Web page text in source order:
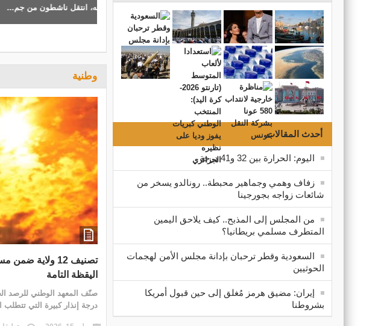
أعربت وزارتا
وطنية
تصنيف 12 ولاية
اليقظة التامة
درجة إنذار كبيرة التي تتطلب
أحدث المقالات
اليوم: الحرارة بين 32 و41 درجة
زفاف وهمي وجماهير محبطة.. رونالدو يسخر من
شائعات زواجه بجورجينا
من المجلس إلى المذبح.. كيف يلاحق اليمين
المتطرف مسلمي بريطانيا؟
السعودية وقطر ترحبان بإدانة مجلس الأمن لهجمات
الحوثيين
إيران: مضيق هرمز مُغلق إلى حين قبول أمريكا
بشروطنا